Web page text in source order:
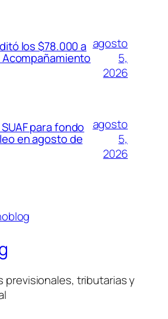
los $78.000 a agosto
5,
2026
para fondo
en agosto de
agosto
5,
2026
previsionales, tributarias y